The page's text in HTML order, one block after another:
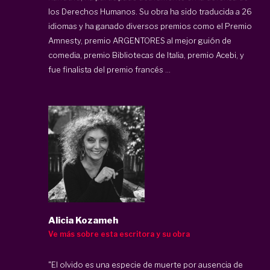
los Derechos Humanos. Su obra ha sido traducida a 26
idiomas y ha ganado diversos premios como el Premio
Amnesty, premio ARGENTORES al mejor guión de
comedia, premio Bibliotecas de Italia, premio Acebi, y
fue finalista del premio francés ...
Alicia Kozameh
Ve más sobre esta escritora y su obra
"El olvido es una especie de muerte por ausencia de